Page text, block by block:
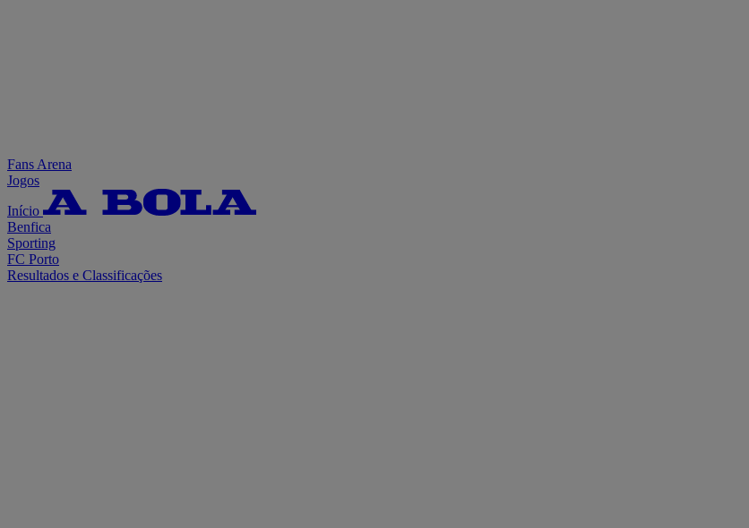
Fans Arena
Jogos
Início
Benfica
Sporting
FC Porto
Resultados e Classificações